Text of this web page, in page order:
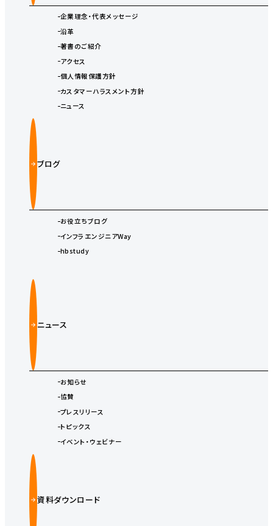
企業理念・代表メッセージ
沿革
著書のご紹介
アクセス
個人情報保護方針
カスタマーハラスメント方針
ニュース
ブログ
お役立ちブログ
インフラエンジニアWay
hbstudy
ニュース
お知らせ
協賛
プレスリリース
トピックス
イベント・ウェビナー
資料ダウンロード